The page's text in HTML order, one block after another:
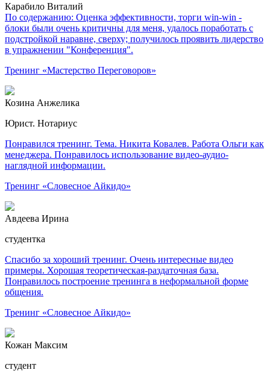
Карабило Виталий
По содержанию: Оценка эффективности, торги win-win -
блоки были очень критичны для меня, удалось поработать с
подстройкой наравне, сверху; получилось проявить лидерство
в упражнении "Конференция".
Тренинг «Мастерство Переговоров»
Козина Анжелика
Юрист. Нотариус
Понравился тренинг. Тема. Никита Ковалев. Работа Ольги как
менеджера. Понравилось использование видео-аудио-
наглядной информации.
Тренинг «Словесное Айкидо»
Авдеева Ирина
студентка
Спасибо за хороший тренинг. Очень интересные видео
примеры. Хорошая теоретическая-раздаточная база.
Понравилось построение тренинга в неформальной форме
общения.
Тренинг «Словесное Айкидо»
Кожан Максим
студент